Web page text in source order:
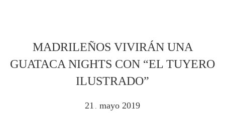
MADRILEÑOS VIVIRÁN UNA
GUATACA NIGHTS CON “EL TUYERO
ILUSTRADO”
21 . mayo 2019